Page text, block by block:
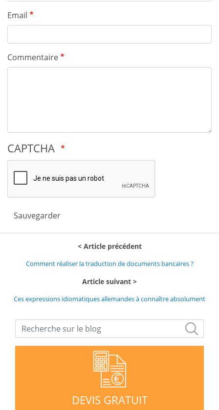
Email
Commentaire
CAPTCHA
Sauvegarder
Article précédent
Comment réaliser la traduction de documents bancaires ?
Article suivant
Ces expressions idiomatiques allemandes à connaître absolument
DEVIS GRATUIT